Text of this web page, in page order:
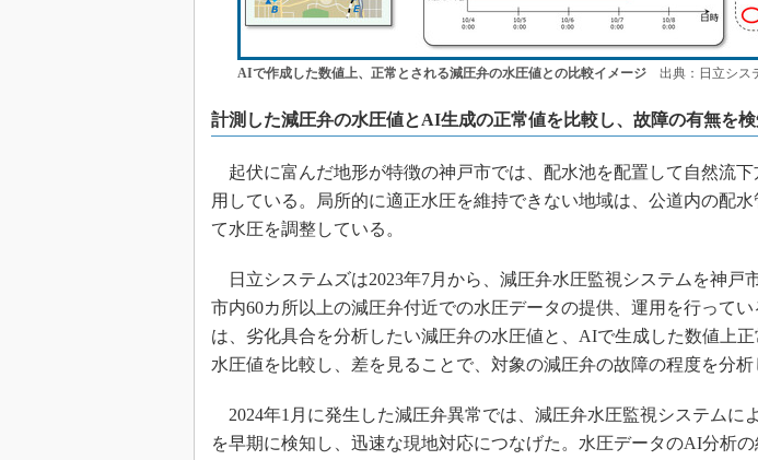
AIで作成した数値上、正常とされる減圧弁の水圧値との比較イメージ出典：日立シス
計測した減圧弁の水圧値とAI生成の正常値を比較し、故障の有無を
起伏に富んだ地形が特徴の神戸市では、配水池を配置して自然流
用している。局所的に適正水圧を維持できない地域は、公道内の配
て水圧を調整している。
日立システムズは2023年7月から、減圧弁水圧監視システムを神戸
市内60カ所以上の減圧弁付近での水圧データの提供、運用を行って
は、劣化具合を分析したい減圧弁の水圧値と、AIで生成した数値上
水圧値を比較し、差を見ることで、対象の減圧弁の故障の程度を分析
2024年1月に発生した減圧弁異常では、減圧弁水圧監視システムに
を早期に検知し、迅速な現地対応につなげた。水圧データのAI分析